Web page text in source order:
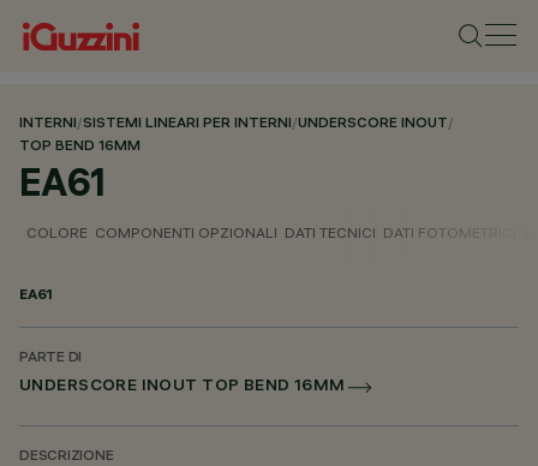
INTERNI/SISTEMI LINEARI PER INTERNI/UNDERSCORE INOUT/
TOP BEND 16MM
EA61
COLORE COMPONENTI OPZIONALI DATI TECNICI DATI FOTOMETRICI
EA61
PARTE DI
UNDERSCORE INOUT TOP BEND 16MM
DESCRIZIONE